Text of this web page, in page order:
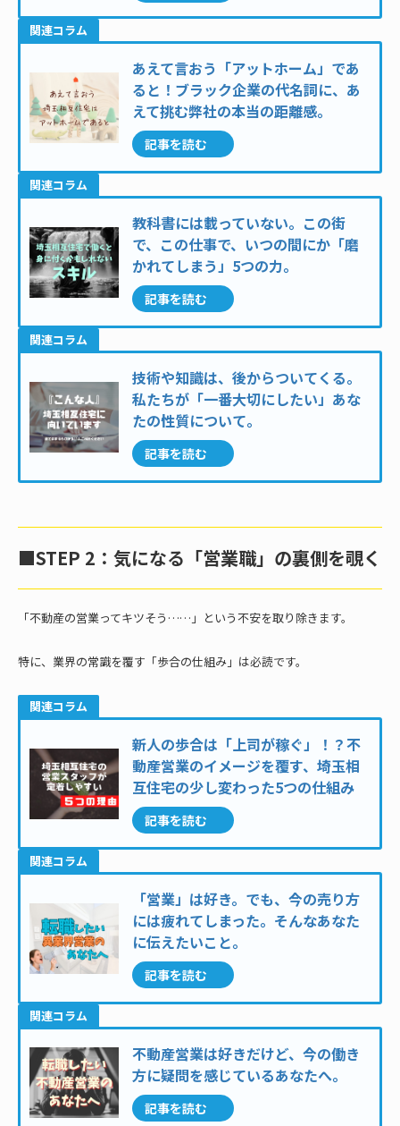
関連コラム
あえて言おう「アットホーム」であ
ると！ブラック企業の代名詞に、あ
えて挑む弊社の本当の距離感。
記事を読む
関連コラム
教科書には載っていない。この街
で、この仕事で、いつの間にか「磨
かれてしまう」5つの力。
記事を読む
関連コラム
技術や知識は、後からついてくる。
私たちが「一番大切にしたい」あな
たの性質について。
記事を読む
■STEP 2：気になる「営業職」の裏側を覗く
「不動産の営業ってキツそう……」という不安を取り除きます。
特に、業界の常識を覆す「歩合の仕組み」は必読です。
関連コラム
新人の歩合は「上司が稼ぐ」！？不
動産営業のイメージを覆す、埼玉相
互住宅の少し変わった5つの仕組み
記事を読む
関連コラム
「営業」は好き。でも、今の売り方
には疲れてしまった。そんなあなた
に伝えたいこと。
記事を読む
関連コラム
不動産営業は好きだけど、今の働き
方に疑問を感じているあなたへ。
記事を読む